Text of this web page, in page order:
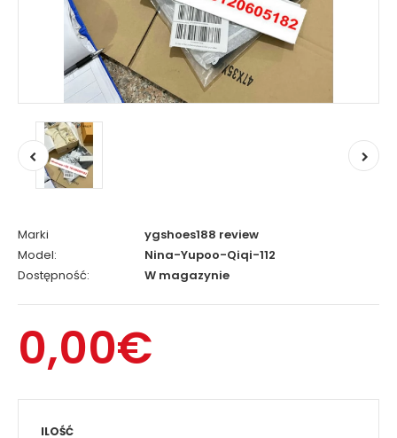
Marki
ygshoes188 review
Model:
Nina-Yupoo-Qiqi-112
Dostępność:
W magazynie
0,00€
ILOŚĆ